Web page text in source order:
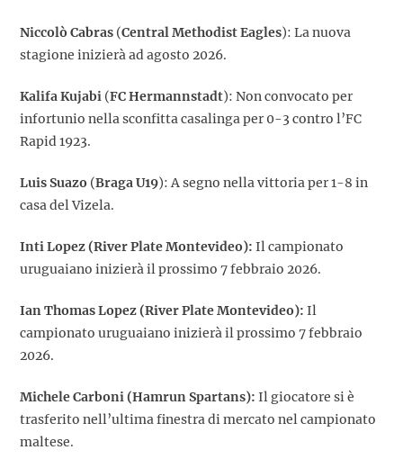
Niccolò Cabras (Central Methodist Eagles): La nuova
stagione inizierà ad agosto 2026.
Kalifa Kujabi (FC Hermannstadt): Non convocato per
infortunio nella sconfitta casalinga per 0-3 contro l’FC
Rapid 1923.
Luis Suazo (Braga U19): A segno nella vittoria per 1-8 in
casa del Vizela.
Inti Lopez (River Plate Montevideo): Il campionato
uruguaiano inizierà il prossimo 7 febbraio 2026.
Ian Thomas Lopez (River Plate Montevideo): Il
campionato uruguaiano inizierà il prossimo 7 febbraio
2026.
Michele Carboni (Hamrun Spartans): Il giocatore si è
trasferito nell’ultima finestra di mercato nel campionato
maltese.